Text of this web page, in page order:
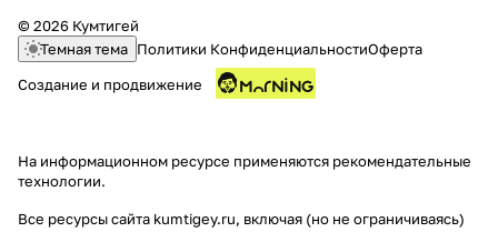
© 2026 Кумтигей
Темная тема Политики КонфиденциальностиОферта
Создание и продвижение
На информационном ресурсе применяются рекомендательные
технологии.
Все ресурсы сайта kumtigey.ru, включая (но не ограничиваясь)